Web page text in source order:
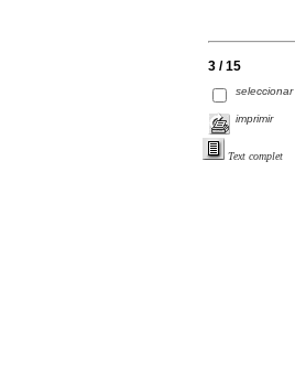
3 / 15
seleccionar
imprimir
Text complet